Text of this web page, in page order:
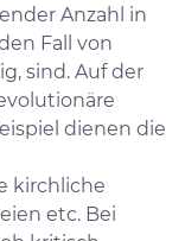
Anzahl in
Fall von
sind. Auf der
dienen die
kirchliche
etc. Bei